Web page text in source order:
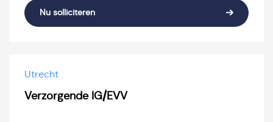
Nu solliciteren
Utrecht
Verzorgende IG/EVV